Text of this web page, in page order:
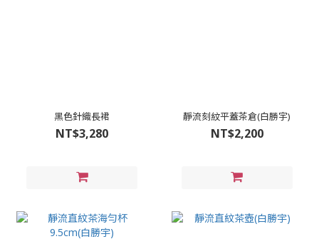
黑色針織長裙
NT$3,280
靜流刻紋平蓋茶倉(白勝宇)
NT$2,200